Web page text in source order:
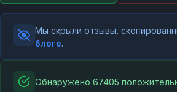
Мы скрыли отзывы,
блоге.
Обнаружено 67405